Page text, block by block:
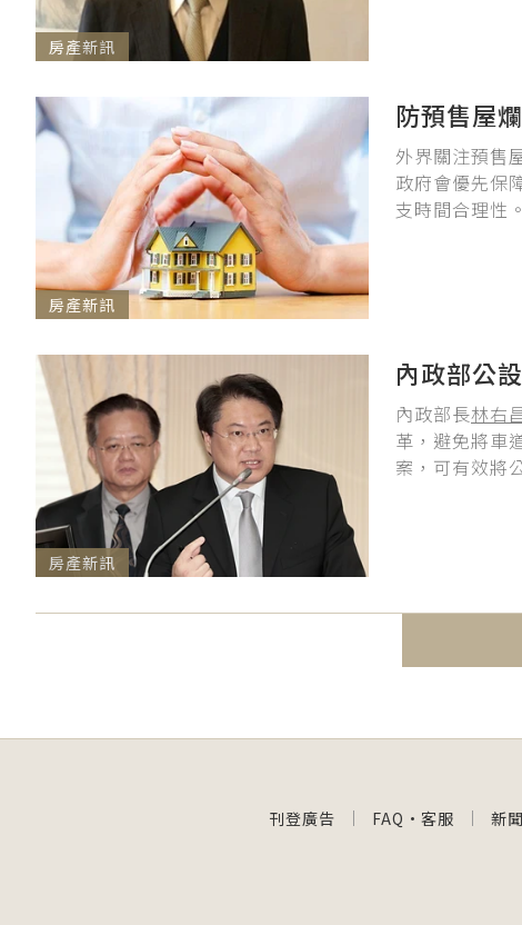
房產新訊
房產新訊
防預售屋
外界關注預售
政府會優先保
支時間合理性。
房產新訊
內政部公
內政部長林右
革，避免將車
案，可有效將
刊登廣告 FAQ · 客服 新